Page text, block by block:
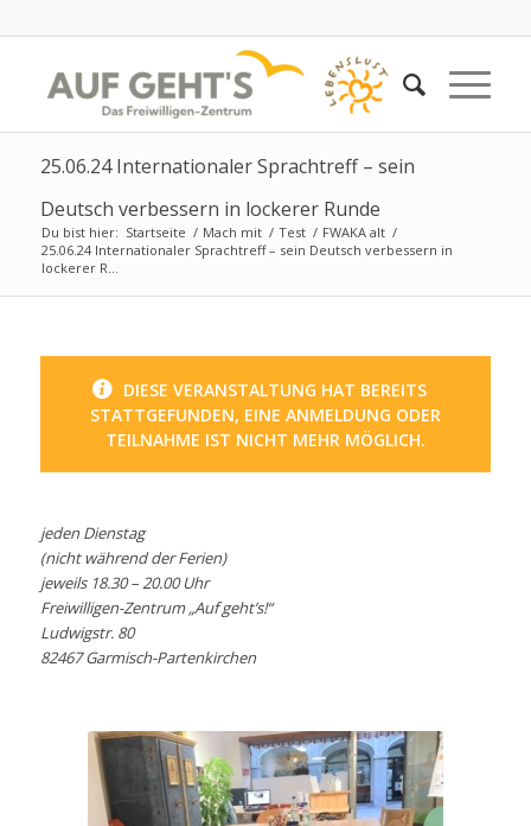
25.06.24 Internationaler Sprachtreff – sein
Deutsch verbessern in lockerer Runde
Du bist hier: Startseite / Mach mit / Test / FWAKA alt /
25.06.24 Internationaler Sprachtreff – sein Deutsch verbessern in
lockerer R...
DIESE VERANSTALTUNG HAT BEREITS
STATTGEFUNDEN, EINE ANMELDUNG ODER
TEILNAHME IST NICHT MEHR MÖGLICH.
jeden Dienstag
(nicht während der Ferien)
jeweils 18.30 – 20.00 Uhr
Freiwilligen-Zentrum „Auf geht’s!“
Ludwigstr. 80
82467 Garmisch-Partenkirchen